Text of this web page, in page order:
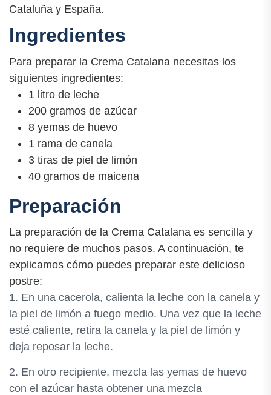
Cataluña y España.
Ingredientes
Para preparar la Crema Catalana necesitas los
siguientes ingredientes:
1 litro de leche
200 gramos de azúcar
8 yemas de huevo
1 rama de canela
3 tiras de piel de limón
40 gramos de maicena
Preparación
La preparación de la Crema Catalana es sencilla y
no requiere de muchos pasos. A continuación, te
explicamos cómo puedes preparar este delicioso
postre:
1. En una cacerola, calienta la leche con la canela y
la piel de limón a fuego medio. Una vez que la leche
esté caliente, retira la canela y la piel de limón y
deja reposar la leche.
2. En otro recipiente, mezcla las yemas de huevo
con el azúcar hasta obtener una mezcla